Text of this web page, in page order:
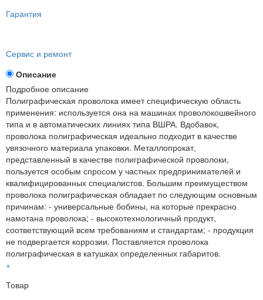
Гарантия
Сервис и ремонт
Описание
Подробное описание
Полиграфическая проволока имеет специфическую область
применения: используется она на машинах проволокошвейного
типа и в автоматических линиях типа ВШРА. Вдобавок,
проволока полиграфическая идеально подходит в качестве
увязочного материала упаковки. Металлопрокат,
представленный в качестве полиграфической проволоки,
пользуется особым спросом у частных предпринимателей и
квалифицированных специалистов. Большим преимуществом
проволока полиграфическая обладает по следующим основным
причинам: - универсальные бобины, на которые прекрасно
намотана проволока; - высокотехнологичный продукт,
соответствующий всем требованиям и стандартам; - продукция
не подвергается коррозии. Поставляется проволока
полиграфическая в катушках определенных габаритов.
×
Товар